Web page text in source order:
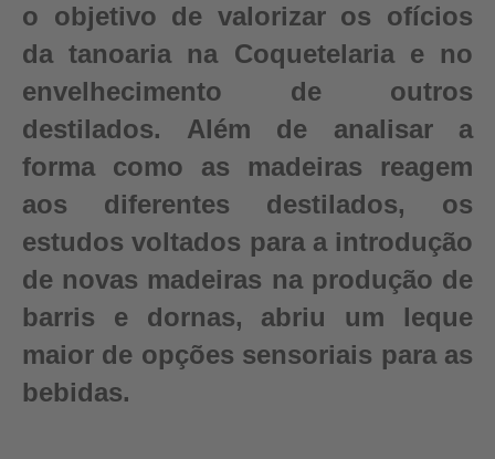
o objetivo de valorizar os ofícios
da tanoaria na Coquetelaria e no
envelhecimento de outros
destilados. Além de analisar a
forma como as madeiras reagem
aos diferentes destilados, os
estudos voltados para a introdução
de novas madeiras na produção de
barris e dornas, abriu um leque
maior de opções sensoriais para as
bebidas.